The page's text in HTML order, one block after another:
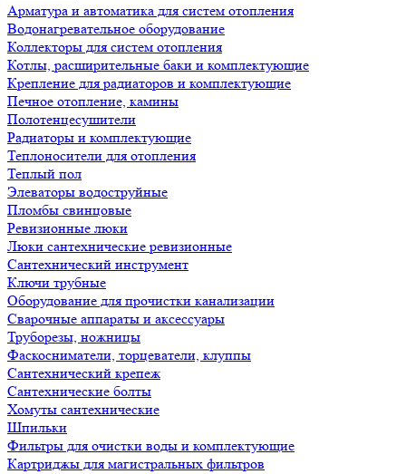
Арматура и автоматика для систем отопления
Водонагревательное оборудование
Коллекторы для систем отопления
Котлы, расширительные баки и комплектующие
Крепление для радиаторов и комплектующие
Печное отопление, камины
Полотенцесушители
Радиаторы и комплектующие
Теплоносители для отопления
Теплый пол
Элеваторы водоструйные
Пломбы свинцовые
Ревизионные люки
Люки сантехнические ревизионные
Сантехнический инструмент
Ключи трубные
Оборудование для прочистки канализации
Сварочные аппараты и аксессуары
Труборезы, ножницы
Фаскосниматели, торцеватели, клуппы
Сантехнический крепеж
Сантехнические болты
Хомуты сантехнические
Шпильки
Фильтры для очистки воды и комплектующие
Картриджы для магистральных фильтров